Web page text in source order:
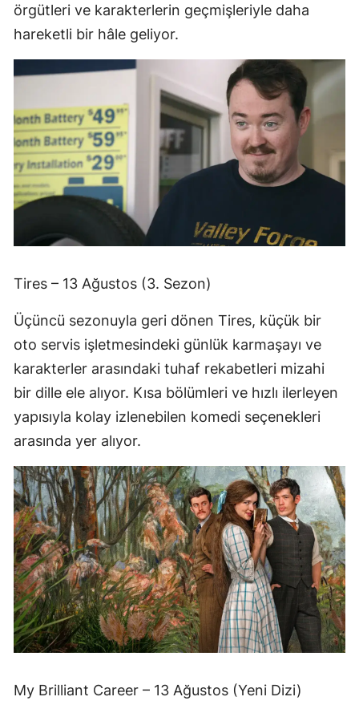
örgütleri ve karakterlerin geçmişleriyle daha
hareketli bir hâle geliyor.
Tires – 13 Ağustos (3. Sezon)
Üçüncü sezonuyla geri dönen Tires, küçük bir
oto servis işletmesindeki günlük karmaşayı ve
karakterler arasındaki tuhaf rekabetleri mizahi
bir dille ele alıyor. Kısa bölümleri ve hızlı ilerleyen
yapısıyla kolay izlenebilen komedi seçenekleri
arasında yer alıyor.
My Brilliant Career – 13 Ağustos (Yeni Dizi)